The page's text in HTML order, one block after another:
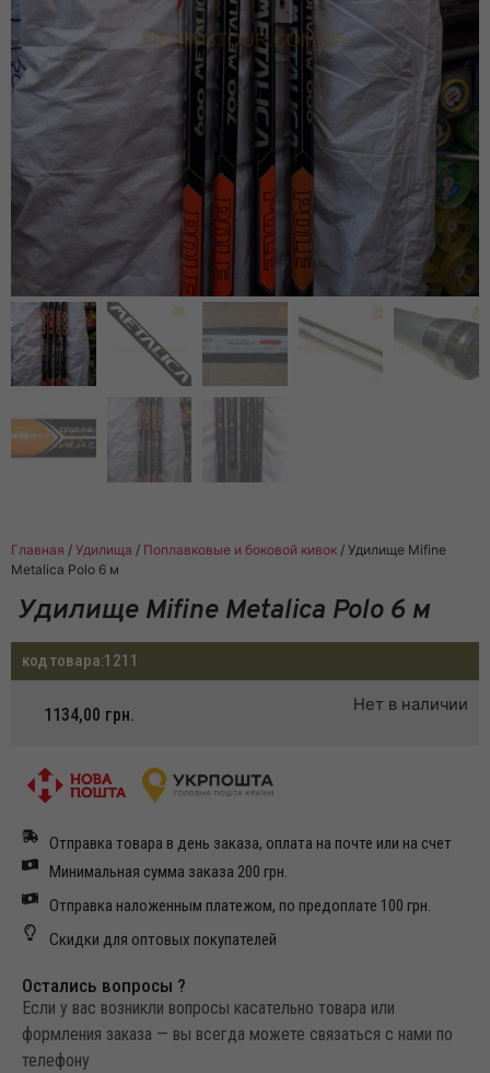
Главная / Удилища / Поплавковые и боковой кивок / Удилище Mifine
Metalica Polo 6 м
Удилище Mifine Metalica Polo 6 м
код товара:1211
1134,00 грн. Нет в наличии
Отправка товара в день заказа, оплата на почте или на счет
Минимальная сумма заказа 200 грн.
Отправка наложенным платежом, по предоплате 100 грн.
Скидки для оптовых покупателей
Остались вопросы ?
Если у вас возникли вопросы касательно товара или
формления заказа — вы всегда можете связаться с нами по
телефону